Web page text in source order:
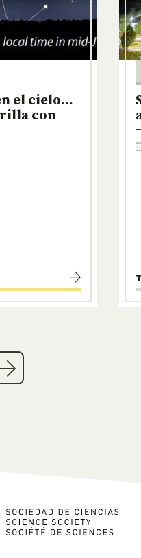
el cielo…
con